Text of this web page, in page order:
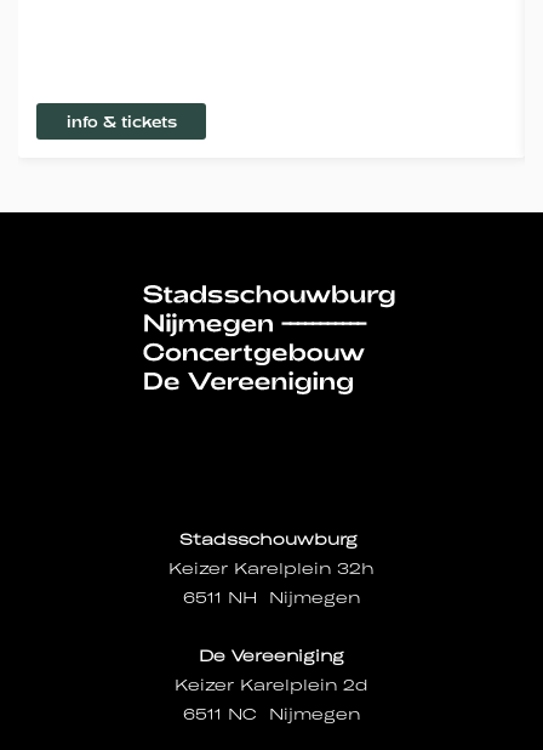
info & tickets
Stadsschouwburg
Keizer Karelplein 32h
6511 NH Nijmegen
De Vereeniging
Keizer Karelplein 2d
6511 NC Nijmegen